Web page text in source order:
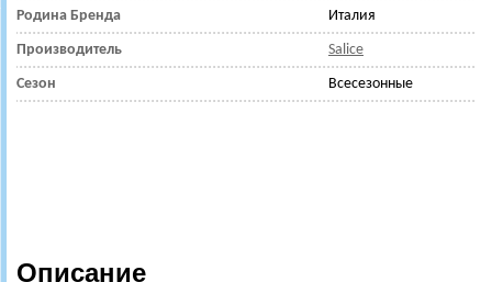
Родина Бренда Италия
Производитель Salice
Сезон Всесезонные
Описание